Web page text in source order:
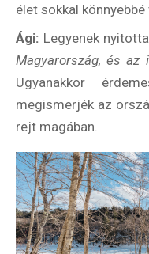
élet sokkal könnyebbé
Ági: Legyenek
Magyarország, és az
Ugyanakkor
megismerjék az
rejt magában.